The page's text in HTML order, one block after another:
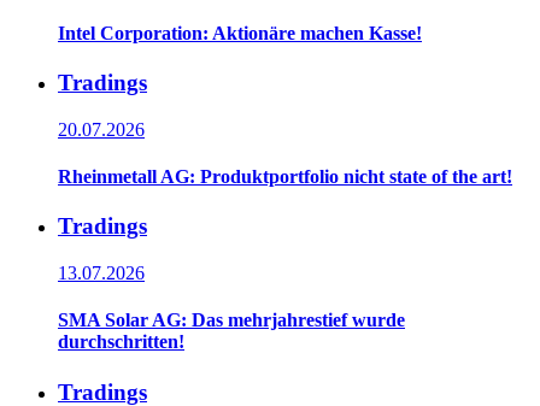
Intel Corporation: Aktionäre machen Kasse!
Tradings
20.07.2026
Rheinmetall AG: Produktportfolio nicht state of the art!
Tradings
13.07.2026
SMA Solar AG: Das mehrjahrestief wurde
durchschritten!
Tradings